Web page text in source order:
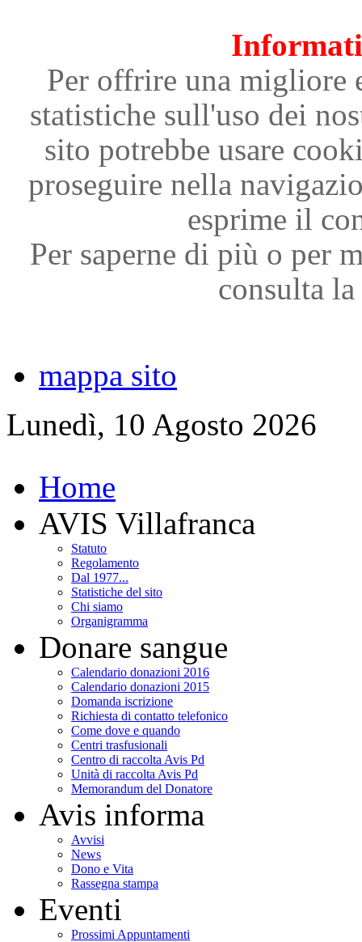
Per offrire una migliore
statistiche sull'uso dei
sito potrebbe usare
proseguire nella
esprime il
Per saperne di più o per
consulta
mappa sito
Lunedì, 10 Agosto 2026
Home
AVIS Villafranca
Statuto
Regolamento
Dal 1977...
Statistiche del sito
Chi siamo
Organigramma
Donare sangue
Calendario donazioni 2016
Calendario donazioni 2015
Domanda iscrizione
Richiesta di contatto telefonico
Come dove e quando
Centri trasfusionali
Centro di raccolta Avis Pd
Unità di raccolta Avis Pd
Memorandum del Donatore
Avis informa
Avvisi
News
Dono e Vita
Rassegna stampa
Eventi
Prossimi Appuntamenti